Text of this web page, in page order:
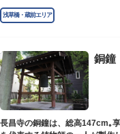
庫」の朱印が押されています。
浅草橋・蔵前エリア
銅鐘
長昌寺の銅鐘は、総高147cm｡